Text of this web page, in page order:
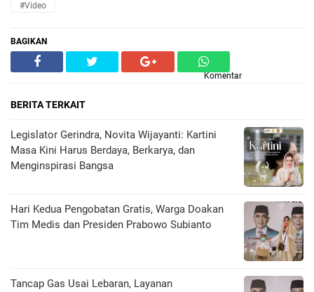
#Video
BAGIKAN
Komentar
BERITA TERKAIT
Legislator Gerindra, Novita Wijayanti: Kartini
Masa Kini Harus Berdaya, Berkarya, dan
Menginspirasi Bangsa
Hari Kedua Pengobatan Gratis, Warga Doakan
Tim Medis dan Presiden Prabowo Subianto
Tancap Gas Usai Lebaran, Layanan